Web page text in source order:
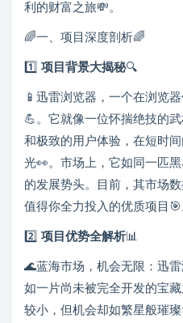
利的财富之旅💸。
🌈一、项目深度剖析🌈
1️⃣ 项目背景大揭秘🔍
📱迅雷浏览器，一个在浏览
💪。它就像一位怀揣绝技的
和极致的用户体验，在短时
光👀。市场上，它如同一匹
的发展势头。目前，其市场
值得你全力投入的优质项目🎯
2️⃣ 项目优势全解析 📊
🌊蓝海市场，机会无限：迅
如一片尚未被完全开发的宝
较小，但机会却如繁星般璀